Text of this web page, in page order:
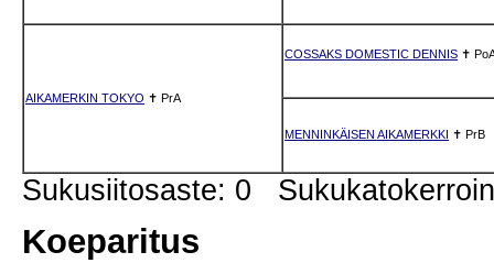
AIKAMERKIN TOKYO ✝ PrA
COSSAKS DOMESTIC DENNIS ✝ PoA
MENNINKÄISEN AIKAMERKKI ✝ PrB
Sukusiitosaste: 0
Koeparitus